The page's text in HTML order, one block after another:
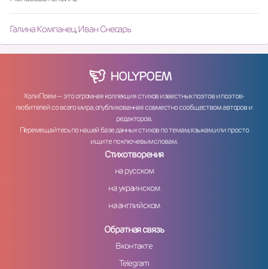
Галина Компанец,Иван Снесарь
HOLYPOEM
ХолиПоем — это огромная коллекция стихов известных поэтов и поэтов-
любителей со всего мира, опубликованная совместно сообществом авторов и
редакторов.
Перемещайтесь по нашей базе данных стихов по темам, языкам, или просто
ищите по ключевым словам.
Стихотворения
на русском
на украинском
на английском
Обратная связь
Вконтакте
Telegram